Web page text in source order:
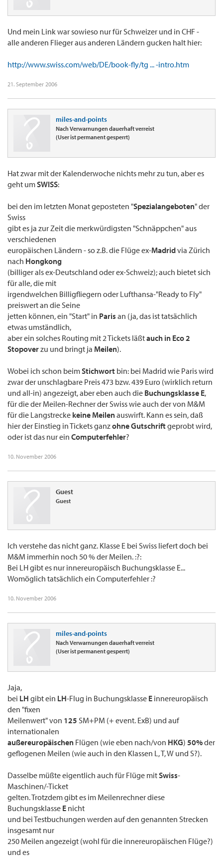
Und mein Link war sowieso nur für Schweizer und in CHF -
alle anderen Flieger aus anderen Ländern gucken halt hier:
http://www.swiss.com/web/DE/book-fly/tg ... -intro.htm
21. September 2006
miles-and-points
Nach Verwarnungen dauerhaft verreist
(User ist permanent gesperrt)
Hat zwar mit der Kalenderwoche nichts mehr zu tun, aber es
geht umSWISS:
bei den im letzten Monat geposteten "Spezialangeboten" der
Swiss
gibt es ja zur Zeit die merkwürdigsten "Schnäppchen" aus
verschiedenen
europäischen Ländern - so z.B. die Flüge ex-Madridvia Zürich
nach Hongkong
(billiger als ex-Deutschland oder ex-Schweiz); auch bietet sich
für alle, die mit
irgendwelchen Billigfliegern oder Lufthansa-"Ready to Fly"
preiswert an die Seine
jetten können, ein "Start" in Paris an (ja, das ist tatsächlich
etwas umständlich,
aber ein solches Routing mit 2 Tickets läßtauch in Eco 2
Stopoverzu und bringt ja Meilen).
Wobei ich schon beimStichwort bin: bei Madrid wie Paris wird
zwar der unschlagbare Preis 473 bzw. 439 Euro (wirklich return
und all-in) angezeigt, aber eben auch die Buchungsklasse E,
für die der Meilen-Rechner der Swiss wie auch der von M&M
für die Langstrecke keine Meilen auswirft. Kann es sein, daß
hier der Einstieg in Tickets ganzohne Gutschriftgeprobt wird,
oder ist das nur ein Computerfehler?
10. November 2006
Guest
Guest
Ich verstehe das nicht ganz. Klasse E bei Swiss liefert doch bei
M&M immerhin noch 50 % der Meilen. :?:
Bei LH gibt es nur innereuropäisch Buchungsklasse E...
Womöglich tatsächlich ein Computerfehler :?
10. November 2006
miles-and-points
Nach Verwarnungen dauerhaft verreist
(User ist permanent gesperrt)
Jaja,
bei LH gibt ein LH-Flug in Buchungsklasse E innereuropäisch
den "fixen
Meilenwert" von 125 SM+PM (+ event. ExB) und auf
internationalen
außereuropäischen Flügen (wie eben nach/von HKG) 50%der
geflogenen Meilen (wie auch in den Klassen L, T, W und S?).
Dasselbe müßte eigentlich auch für Flüge mitSwiss-
Maschinen/-Ticket
gelten. Trotzdem gibt es im Meilenrechner diese
Buchungsklasse E nicht
und bei Testbuchungen werden auf den genannten Strecken
insgesamt nur
250 Meilen angezeigt (wohl für die innereuropäischen Flüge?)
und es